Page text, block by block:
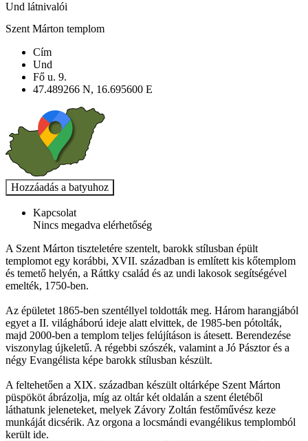
Und látnivalói
Szent Márton templom
Cím
Und
Fő u. 9.
47.489266 N, 16.695600 E
Kapcsolat
Nincs megadva elérhetőség
A Szent Márton tiszteletére szentelt, barokk stílusban épült
templomot egy korábbi, XVII. században is említett kis kőtemplom
és temető helyén, a Ráttky család és az undi lakosok segítségével
emelték, 1750-ben.
Az épületet 1865-ben szentéllyel toldották meg. Három harangjából
egyet a II. világháború ideje alatt elvittek, de 1985-ben pótolták,
majd 2000-ben a templom teljes felújításon is átesett. Berendezése
viszonylag újkeletű. A régebbi szószék, valamint a Jó Pásztor és a
négy Evangélista képe barokk stílusban készült.
A feltehetően a XIX. században készült oltárképe Szent Márton
püspököt ábrázolja, míg az oltár két oldalán a szent életéből
láthatunk jeleneteket, melyek Závory Zoltán festőművész keze
munkáját dicsérik. Az orgona a locsmándi evangélikus templomból
került ide.